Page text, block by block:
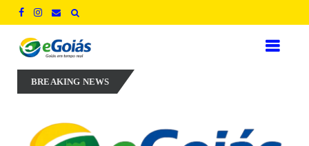
BREAKING NEWS
aposta em experiência, inovação e geração de empregos para